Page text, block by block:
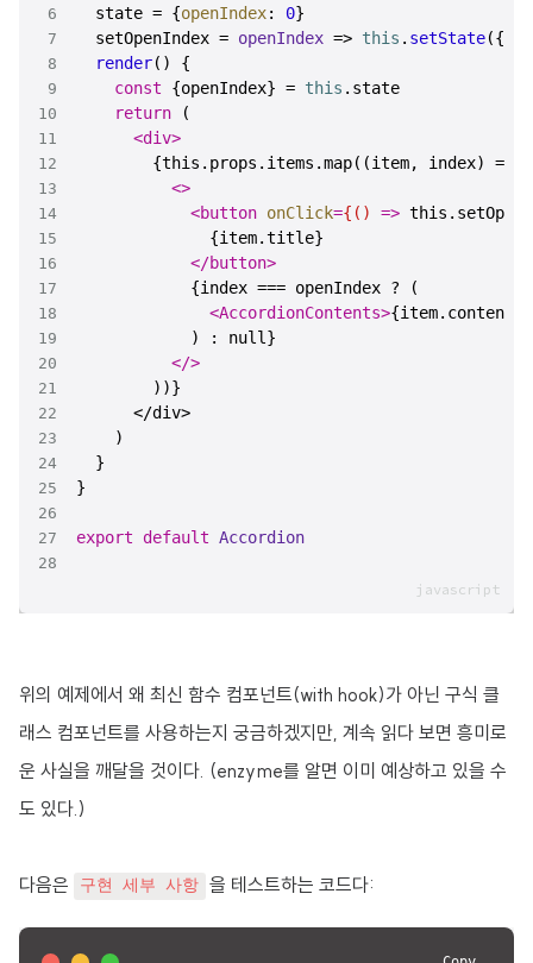
  state = {
openIndex: 0
  setOpenIndex =
openIndex => this . setState
render(
const {openIndex} = this . state
return
<div>
<>
<button onClick={()
=>
</button>
<AccordionContents>{item.contents}
</>
export default Accordion
위의 예제에서 왜 최신 함수 컴포넌트(with hook)가 아닌 구식 클
래스 컴포넌트를 사용하는지 궁금하겠지만, 계속 읽다 보면 흥미로
운 사실을 깨달을 것이다. (enzyme를 알면 이미 예상하고 있을 수
도 있다.)
다음은 구현 세부 사항 을 테스트하는 코드다: